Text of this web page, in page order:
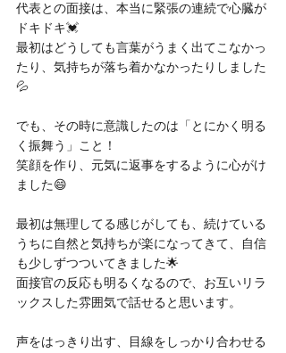
代表との面接は、本当に緊張の連続で心臓が
ドキドキ💓
最初はどうしても言葉がうまく出てこなかっ
たり、気持ちが落ち着かなかったりしました
💦
でも、その時に意識したのは「とにかく明る
く振舞う」こと！
笑顔を作り、元気に返事をするように心がけ
ました😄
最初は無理してる感じがしても、続けている
うちに自然と気持ちが楽になってきて、自信
も少しずつついてきました🌟
面接官の反応も明るくなるので、お互いリラ
ックスした雰囲気で話せると思います。
声をはっきり出す、目線をしっかり合わせる